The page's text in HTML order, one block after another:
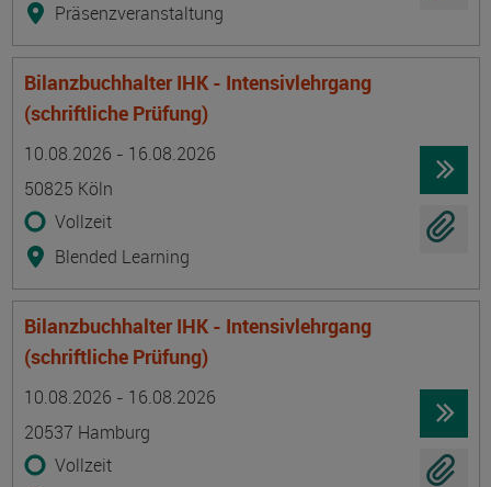
Präsenzveranstaltung
Bilanzbuchhalter IHK - Intensivlehrgang
(schriftliche Prüfung)
10.08.2026 - 16.08.2026
50825 Köln
Vollzeit
Blended Learning
Bilanzbuchhalter IHK - Intensivlehrgang
(schriftliche Prüfung)
10.08.2026 - 16.08.2026
20537 Hamburg
Vollzeit